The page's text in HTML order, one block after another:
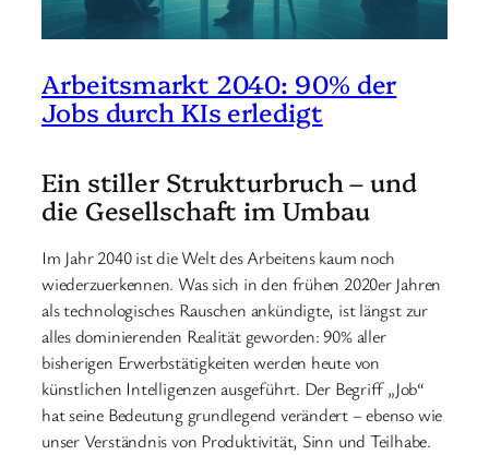
Arbeitsmarkt 2040: 90% der
Jobs durch KIs erledigt
Ein stiller Strukturbruch – und
die Gesellschaft im Umbau
Im Jahr 2040 ist die Welt des Arbeitens kaum noch
wiederzuerkennen. Was sich in den frühen 2020er Jahren
als technologisches Rauschen ankündigte, ist längst zur
alles dominierenden Realität geworden: 90% aller
bisherigen Erwerbstätigkeiten werden heute von
künstlichen Intelligenzen ausgeführt. Der Begriff „Job“
hat seine Bedeutung grundlegend verändert – ebenso wie
unser Verständnis von Produktivität, Sinn und Teilhabe.